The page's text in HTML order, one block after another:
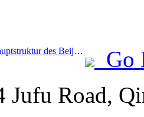
Prev:Der Rohbau der Hauptstruktur des Beijing Haichang Ocean Park soll bis Ende des Jahres fertiggestellt sein; die Fertigstellung und Eröffnung werden für das Jahr 2027 erwartet.
Go
Jufu Road,